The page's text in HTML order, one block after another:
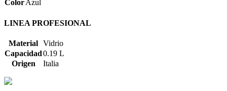
ColorAzul
LINEA PROFESIONAL
Material Vidrio
Capacidad0.19 L
Origen
Italia